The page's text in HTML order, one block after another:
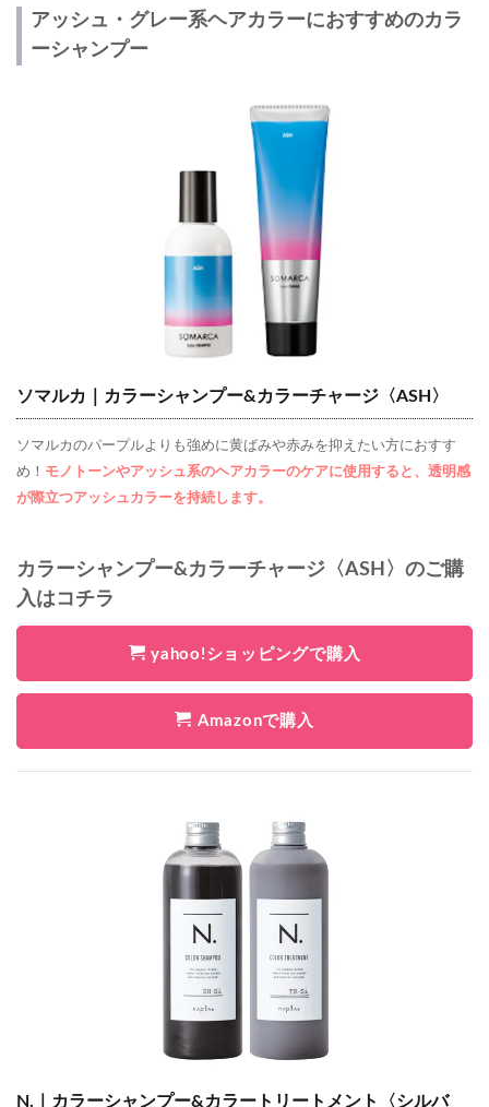
アッシュ・グレー系ヘアカラーにおすすめのカラ
ーシャンプー
ソマルカ｜カラーシャンプー&カラーチャージ〈ASH〉
ソマルカのパープルよりも強めに黄ばみや赤みを抑えたい方におすす
め！ モノトーンやアッシュ系のヘアカラーのケアに使用すると、透明感
が際立つアッシュカラーを持続します。
カラーシャンプー&カラーチャージ〈ASH〉のご購
入はコチラ
yahoo!ショッピングで購入
Amazonで購入
N.｜カラーシャンプー&カラートリートメント〈シルバ